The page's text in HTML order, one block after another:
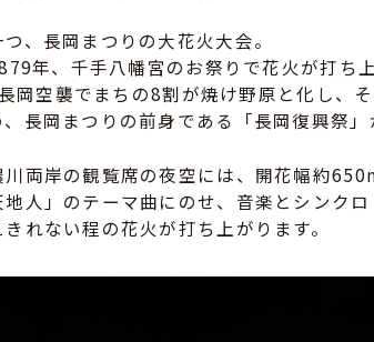
、長岡まつりの大花火大会。
年、千手八幡宮のお祭りで花火が打ち
岡空襲でまちの8割が焼け野原と化し、
長岡まつりの前身である「長岡復興祭」
川両岸の観覧席の夜空には、開花幅約
人」のテーマ曲にのせ、音楽とシンク
れない程の花火が打ち上がります。